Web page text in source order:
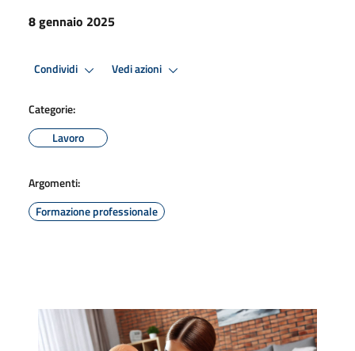
8 gennaio 2025
Condividi Vedi azioni
Categorie:
Lavoro
Argomenti:
Formazione professionale